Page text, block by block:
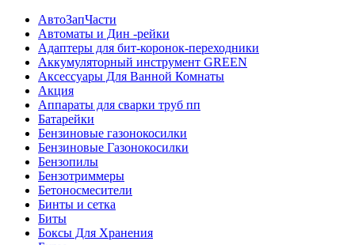
АвтоЗапЧасти
Автоматы и Дин -рейки
Адаптеры для бит-коронок-переходники
Аккумуляторный инструмент GREEN
Аксессуары Для Ванной Комнаты
Акция
Аппараты для сварки труб пп
Батарейки
Бензиновые газонокосилки
Бензиновые Газонокосилки
Бензопилы
Бензотриммеры
Бетоносмесители
Бинты и сетка
Биты
Боксы Для Хранения